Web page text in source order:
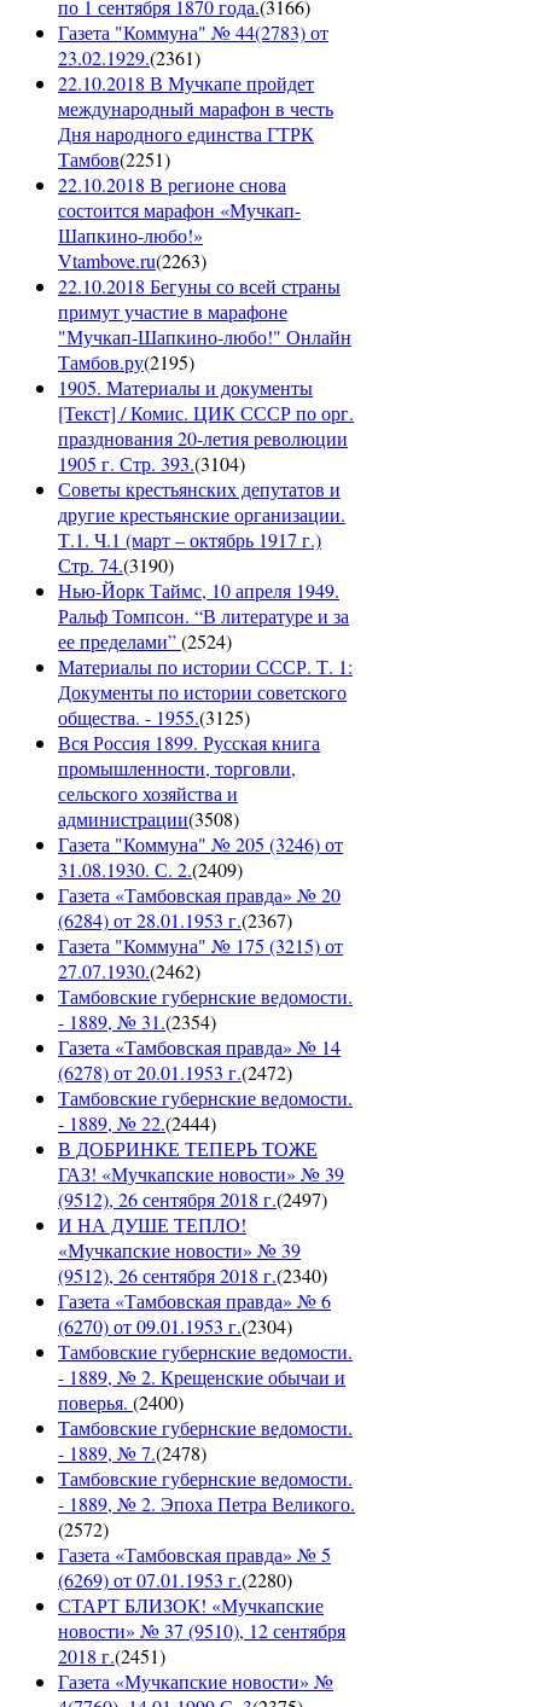
по 1 сентября 1870 года.(3166)
Газета "Коммуна" № 44(2783) от
23.02.1929.(2361)
22.10.2018 В Мучкапе пройдет
международный марафон в честь
Дня народного единства ГТРК
Тамбов(2251)
22.10.2018 В регионе снова
состоится марафон «Мучкап-
Шапкино-любо!»
Vtambove.ru(2263)
22.10.2018 Бегуны со всей страны
примут участие в марафоне
"Мучкап-Шапкино-любо!" Онлайн
Тамбов.ру(2195)
1905. Материалы и документы
[Текст] / Комис. ЦИК СССР по орг.
празднования 20-летия революции
1905 г. Стр. 393.(3104)
Советы крестьянских депутатов и
другие крестьянские организации.
Т.1. Ч.1 (март – октябрь 1917 г.)
Стр. 74.(3190)
Нью-Йорк Таймс, 10 апреля 1949.
Ральф Томпсон. “В литературе и за
ее пределами”(2524)
Материалы по истории СССР. Т. 1:
Документы по истории советского
общества. - 1955.(3125)
Вся Россия 1899. Русская книга
промышленности, торговли,
сельского хозяйства и
администрации(3508)
Газета "Коммуна" № 205 (3246) от
31.08.1930. С. 2.(2409)
Газета «Тамбовская правда» № 20
(6284) от 28.01.1953 г.(2367)
Газета "Коммуна" № 175 (3215) от
27.07.1930.(2462)
Тамбовские губернские ведомости.
- 1889, № 31.(2354)
Газета «Тамбовская правда» № 14
(6278) от 20.01.1953 г.(2472)
Тамбовские губернские ведомости.
- 1889, № 22.(2444)
В ДОБРИНКЕ ТЕПЕРЬ ТОЖЕ
ГАЗ! «Мучкапские новости» № 39
(9512), 26 сентября 2018 г.(2497)
И НА ДУШЕ ТЕПЛО!
«Мучкапские новости» № 39
(9512), 26 сентября 2018 г.(2340)
Газета «Тамбовская правда» № 6
(6270) от 09.01.1953 г.(2304)
Тамбовские губернские ведомости.
- 1889, № 2. Крещенские обычаи и
поверья. (2400)
Тамбовские губернские ведомости.
- 1889, № 7.(2478)
Тамбовские губернские ведомости.
- 1889, № 2. Эпоха Петра Великого.
(2572)
Газета «Тамбовская правда» № 5
(6269) от 07.01.1953 г.(2280)
СТАРТ БЛИЗОК! «Мучкапские
новости» № 37 (9510), 12 сентября
2018 г.(2451)
Газета «Мучкапские новости» №